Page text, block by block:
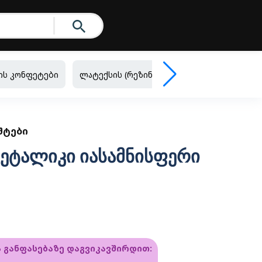
კონფეტები ლატექსის (რეზინის) ბუშტები
იასამნისფერი
დაგვიკავშირდით: